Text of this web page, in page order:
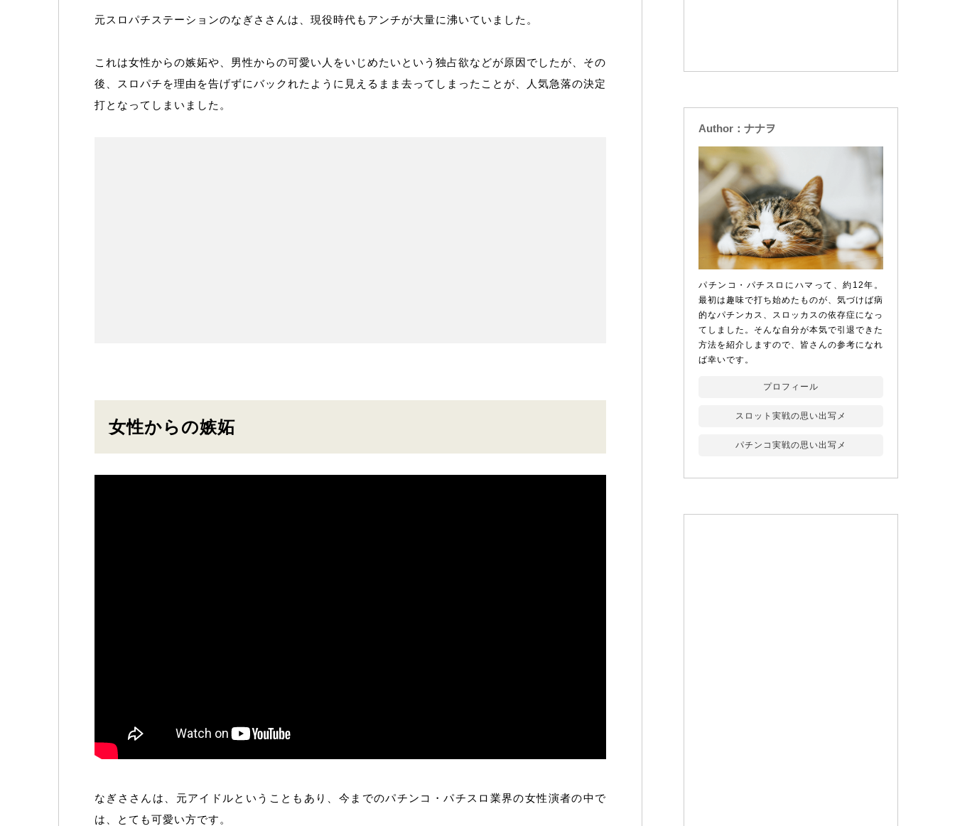
元スロパチステーションのなぎささんは、現役時代もアンチが大量に沸いていました。
これは女性からの嫉妬や、男性からの可愛い人をいじめたいという独占欲などが原因でしたが、その
後、スロパチを理由を告げずにバックれたように見えるまま去ってしまったことが、人気急落の決定
打となってしまいました。
女性からの嫉妬
なぎささんは、元アイドルということもあり、今までのパチンコ・パチスロ業界の女性演者の中で
は、とても可愛い方です。
Author：ナナヲ
パチンコ・パチスロにハマって、約12年。
最初は趣味で打ち始めたものが、気づけば病
的なパチンカス、スロッカスの依存症になっ
てしました。そんな自分が本気で引退できた
方法を紹介しますので、皆さんの参考になれ
ば幸いです。
プロフィール
スロット実戦の思い出写メ
パチンコ実戦の思い出写メ